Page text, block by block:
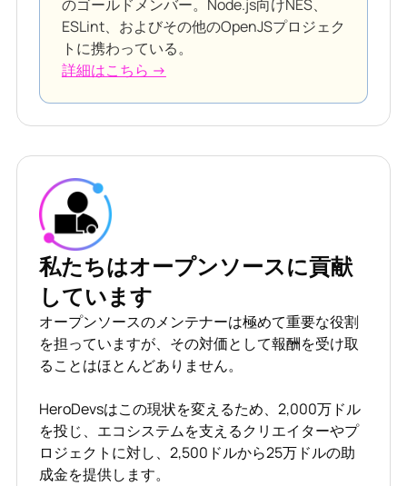
のゴールドメンバー。Node.js向けNES、
ESLint、およびその他のOpenJSプロジェク
トに携わっている。
詳細はこちら →
私たちはオープンソースに貢献
しています
オープンソースのメンテナーは極めて重要な役割
を担っていますが、その対価として報酬を受け取
ることはほとんどありません。
HeroDevsはこの現状を変えるため、2,000万ドル
を投じ、エコシステムを支えるクリエイターやプ
ロジェクトに対し、2,500ドルから25万ドルの助
成金を提供します。